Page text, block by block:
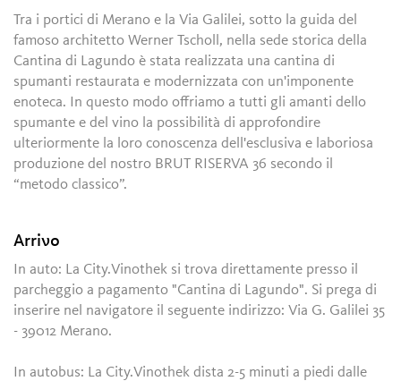
Tra i portici di Merano e la Via Galilei, sotto la guida del
famoso architetto Werner Tscholl, nella sede storica della
Cantina di Lagundo è stata realizzata una cantina di
spumanti restaurata e modernizzata con un'imponente
enoteca. In questo modo offriamo a tutti gli amanti dello
spumante e del vino la possibilità di approfondire
ulteriormente la loro conoscenza dell'esclusiva e laboriosa
produzione del nostro BRUT RISERVA 36 secondo il
“metodo classico”.
Arrivo
In auto: La City.Vinothek si trova direttamente presso il
parcheggio a pagamento "Cantina di Lagundo". Si prega di
inserire nel navigatore il seguente indirizzo: Via G. Galilei 35
- 39012 Merano.
In autobus: La City.Vinothek dista 2-5 minuti a piedi dalle